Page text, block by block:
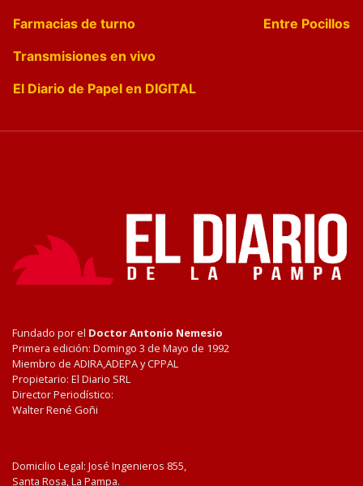
Farmacias de turno
Entre Pocillos
Transmisiones en vivo
El Diario de Papel en DIGITAL
Fundado por el Doctor Antonio Nemesio
Primera edición: Domingo 3 de Mayo de 1992
Miembro de ADIRA,ADEPA y CPPAL
Propietario: El Diario SRL
Director Periodístico:
Walter René Goñi
Domicilio Legal: José Ingenieros 855,
Santa Rosa, La Pampa.